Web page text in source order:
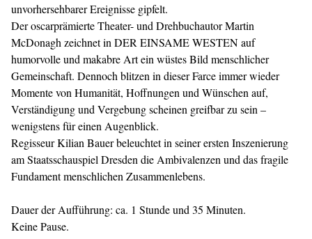
unvorhersehbarer Ereignisse gipfelt.
Der oscarprämierte Theater- und Drehbuchautor Martin
McDonagh zeichnet in DER EINSAME WESTEN auf
humorvolle und makabre Art ein wüstes Bild menschlicher
Gemeinschaft. Dennoch blitzen in dieser Farce immer wieder
Momente von Humanität, Hoffnungen und Wünschen auf,
Verständigung und Vergebung scheinen greifbar zu sein –
wenigstens für einen Augenblick.
Regisseur Kilian Bauer beleuchtet in seiner ersten Inszenierung
am Staatsschauspiel Dresden die Ambivalenzen und das fragile
Fundament menschlichen Zusammenlebens.
Dauer der Aufführung: ca. 1 Stunde und 35 Minuten.
Keine Pause.